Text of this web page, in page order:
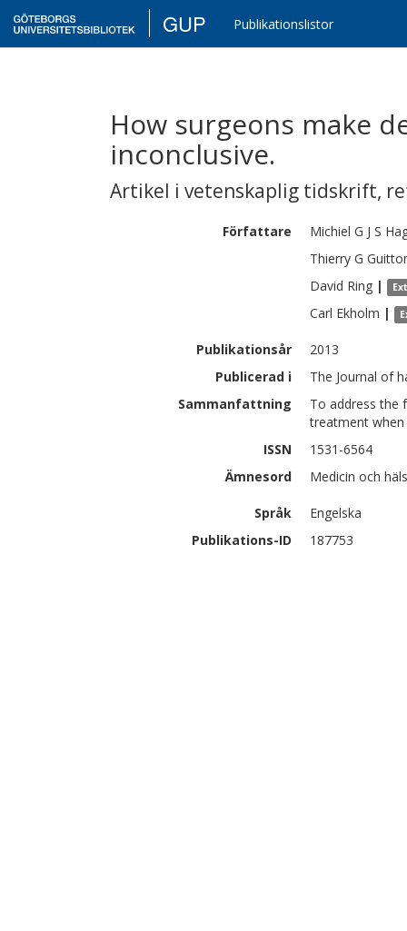
GUP Publikationslistor
How surgeons make
inconclusive.
Artikel i vetenskaplig tidskrift,
Författare Michiel G J S
Thierry G
David Ring |
Carl Ekholm |
Publikationsår
2013
Publicerad i
The Journal of
Sammanfattning
To address the
treatment when
ISSN
1531-6564
Ämnesord
Medicin och
Språk
Engelska
Publikations-ID
187753